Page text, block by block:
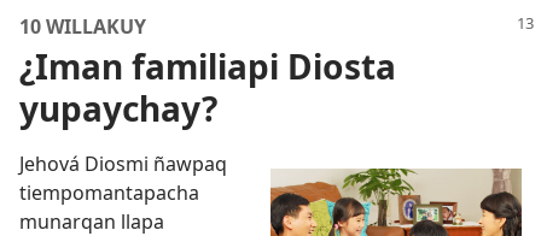
10 WILLAKUY
¿Iman familiapi Diosta
yupaychay?
Jehová Diosmi ñawpaq
tiempomantapacha
munarqan llapa